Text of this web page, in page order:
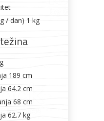
/ dan) 1 kg
189 cm
64.2 cm
68 cm
62.7 kg